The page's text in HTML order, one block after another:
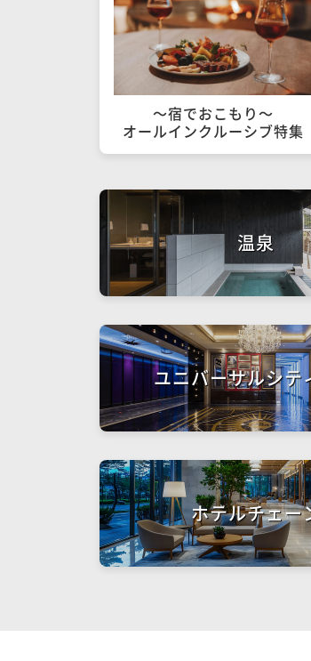
～宿でおこもり～
オールインクルーシブ特集
温泉
ユニバーサルシテ
ホテルチェー